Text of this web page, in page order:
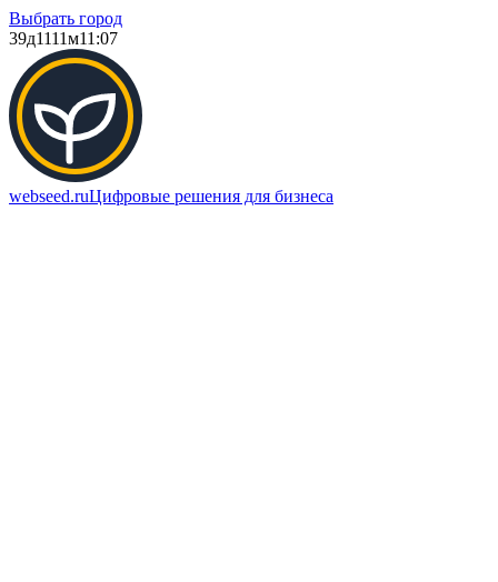
Выбрать город
39д1111м11:07
webseed.ruЦифровые решения для бизнеса